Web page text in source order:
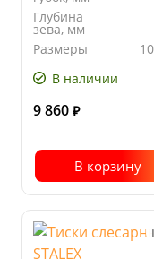
Глубина
зева, мм
Размеры
наковальни,
мм В наличии
9 860 ₽
В корзину